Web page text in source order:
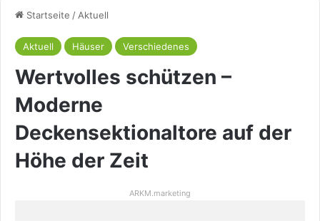
Startseite / Aktuell
Aktuell Häuser Verschiedenes
Wertvolles schützen –
Moderne
Deckensektionaltore auf der
Höhe der Zeit
ARKM.marketing